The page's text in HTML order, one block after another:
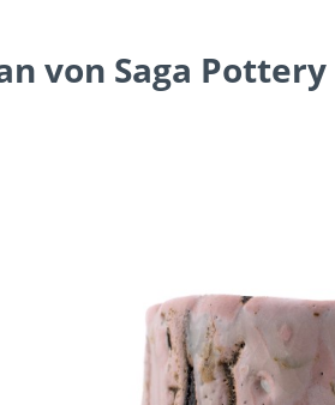
von Saga Pottery